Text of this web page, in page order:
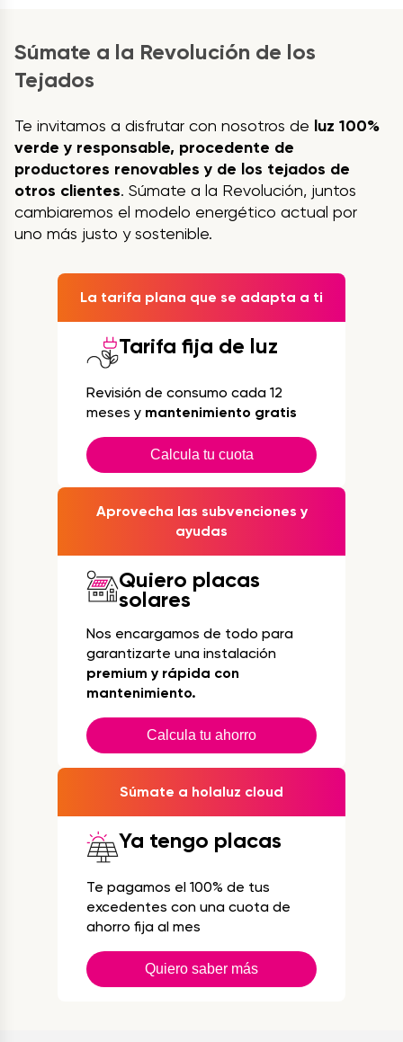
Súmate a la Revolución de los
Tejados
Te invitamos a disfrutar con nosotros de luz 100%
verde y responsable, procedente de
productores renovables y de los tejados de
otros clientes. Súmate a la Revolución, juntos
cambiaremos el modelo energético actual por
uno más justo y sostenible.
La tarifa plana que se adapta a ti
Tarifa fija de luz
Revisión de consumo cada 12
meses y mantenimiento gratis
Calcula tu cuota
Aprovecha las subvenciones y
ayudas
Quiero placas
solares
Nos encargamos de todo para
garantizarte una instalación
premium y rápida con
mantenimiento.
Calcula tu ahorro
Súmate a holaluz cloud
Ya tengo placas
Te pagamos el 100% de tus
excedentes con una cuota de
ahorro fija al mes
Quiero saber más